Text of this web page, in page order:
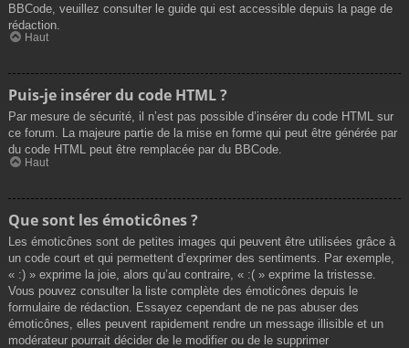
BBCode, veuillez consulter le guide qui est accessible depuis la page de
rédaction.
Haut
Puis-je insérer du code HTML ?
Par mesure de sécurité, il n’est pas possible d’insérer du code HTML sur
ce forum. La majeure partie de la mise en forme qui peut être générée par
du code HTML peut être remplacée par du BBCode.
Haut
Que sont les émoticônes ?
Les émoticônes sont de petites images qui peuvent être utilisées grâce à
un code court et qui permettent d’exprimer des sentiments. Par exemple,
« :) » exprime la joie, alors qu’au contraire, « :( » exprime la tristesse.
Vous pouvez consulter la liste complète des émoticônes depuis le
formulaire de rédaction. Essayez cependant de ne pas abuser des
émoticônes, elles peuvent rapidement rendre un message illisible et un
modérateur pourrait décider de le modifier ou de le supprimer